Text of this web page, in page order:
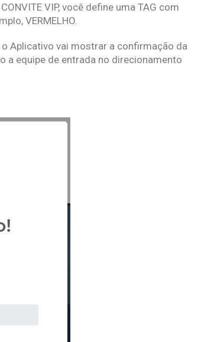
VIP, você define uma TAG com
VERMELHO.
o Aplicativo vai mostrar a confirmação da
a equipe de entrada no direcionamento